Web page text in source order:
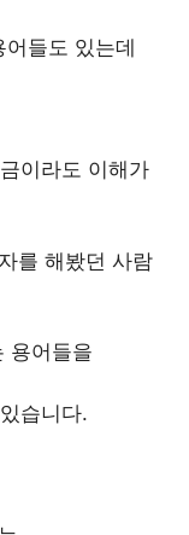
들도 있는데
이라도 이해가
를 해봤던 사람
용어들을
습니다.